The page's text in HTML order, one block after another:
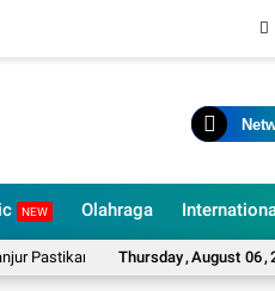
NEW Olahraga
Thursday,August 06,
Belum Ada Rotasi dan Mutasi